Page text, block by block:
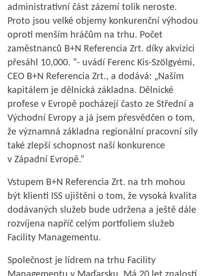
administrativní část zázemí tolik neroste.
Proto jsou velké objemy konkurenční výhodou
oproti menším hráčům na trhu. Počet
zaměstnanců B+N Referencia Zrt. díky akvizici
přesáhl 10,000. ”- uvádí Ferenc Kis-Szölgyémi,
CEO B+N Referencia Zrt., a dodává: „Naším
kapitálem je dělnická základna. Dělnické
profese v Evropě pocházejí často ze Střední a
Východní Evropy a já jsem přesvědčen o tom,
že významná základna regionální pracovní síly
také zlepší schopnost naší konkurence
v Západní Evropě.“
Vstupem B+N Referencia Zrt. na trh mohou
být klienti ISS ujištěni o tom, že vysoká kvalita
dodávaných služeb bude udržena a ještě dále
rozvíjena napříč celým portfoliem služeb
Facility Managementu.
Společnost je lídrem na trhu Facility